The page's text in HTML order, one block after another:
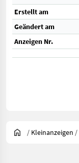
Erstellt am
Geändert am
Anzeigen Nr.
/ Kleinanzeigen /